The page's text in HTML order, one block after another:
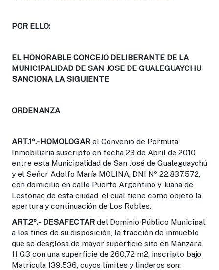
POR ELLO:
EL HONORABLE CONCEJO DELIBERANTE DE LA
MUNICIPALIDAD DE SAN JOSE DE GUALEGUAYCHU
SANCIONA LA SIGUIENTE
ORDENANZA
ART.1º.- HOMOLOGAR el Convenio de Permuta
Inmobiliaria suscripto en fecha 23 de Abril de 2010
entre esta Municipalidad de San José de Gualeguaychú
y el Señor Adolfo María MOLINA, DNI Nº 22.837.572,
con domicilio en calle Puerto Argentino y Juana de
Lestonac de esta ciudad, el cual tiene como objeto la
apertura y continuación de Los Robles.
ART.2º.- DESAFECTAR del Dominio Público Municipal,
a los fines de su disposición, la fracción de inmueble
que se desglosa de mayor superficie sito en Manzana
11 G3 con una superficie de 260,72 m2, inscripto bajo
Matrícula 139.536, cuyos límites y linderos son: